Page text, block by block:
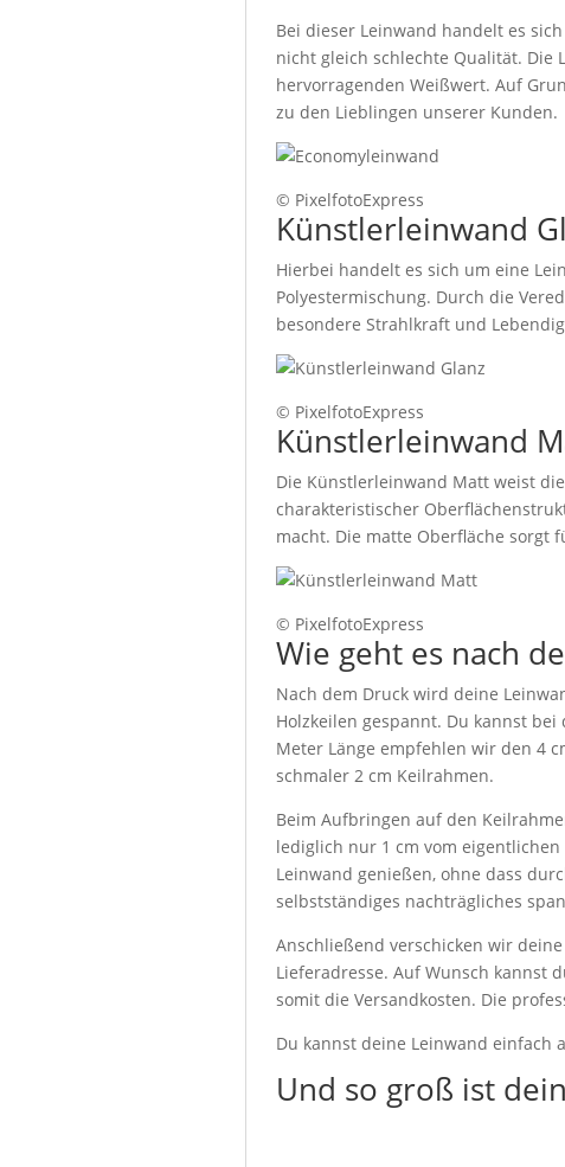
Bei dieser Leinwand handelt es
nicht gleich schlechte Qualität.
hervorragenden Weißwert. Auf
zu den Lieblingen unserer Kunden.
© PixelfotoExpress
Künstlerleinwand
Hierbei handelt es sich um eine
Polyestermischung. Durch die
besondere Strahlkraft und
© PixelfotoExpress
Künstlerleinwand
Die Künstlerleinwand Matt weist
charakteristischer
macht. Die matte Oberfläche sorgt
© PixelfotoExpress
Wie geht es nach
Nach dem Druck wird deine
Holzkeilen gespannt. Du kannst
Meter Länge empfehlen wir den 4
schmaler 2 cm Keilrahmen.
Beim Aufbringen auf den
lediglich nur 1 cm vom
Leinwand genießen, ohne dass
selbstständiges nachträgliches
Anschließend verschicken wir
Lieferadresse. Auf Wunsch kannst
somit die Versandkosten. Die
Du kannst deine Leinwand einfach
Und so groß ist